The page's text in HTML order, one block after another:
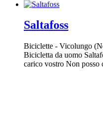
Saltafoss
Biciclette - Vicolungo
Bicicletta da uomo
carico vostro Non posso